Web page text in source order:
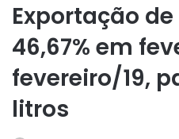
Exportação
46,67% em
fevereiro/19,
litros